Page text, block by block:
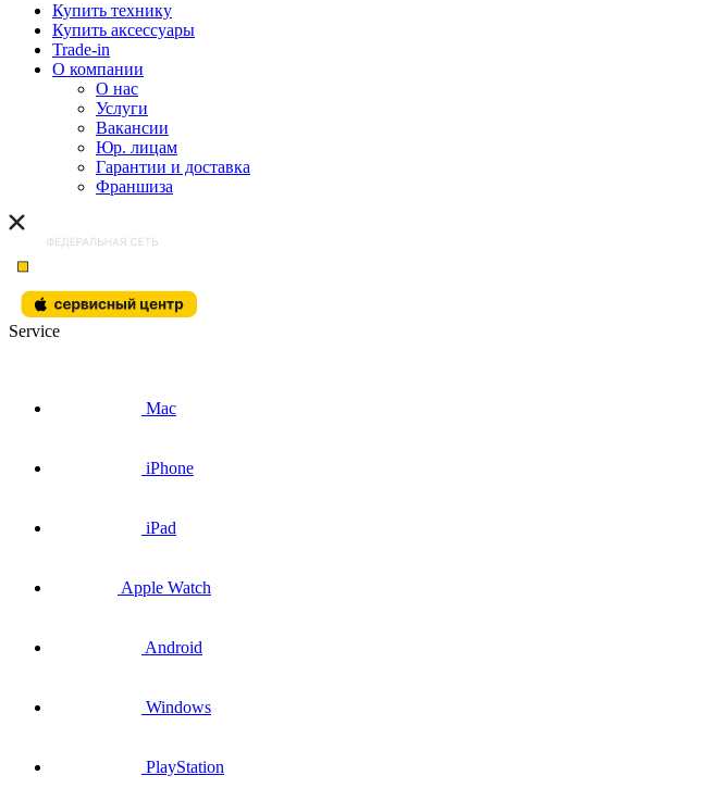
Купить технику
Купить аксессуары
Trade-in
О компании
О нас
Услуги
Вакансии
Юр. лицам
Гарантии и доставка
Франшиза
Service
Mac
iPhone
iPad
Apple Watch
Android
Windows
PlayStation